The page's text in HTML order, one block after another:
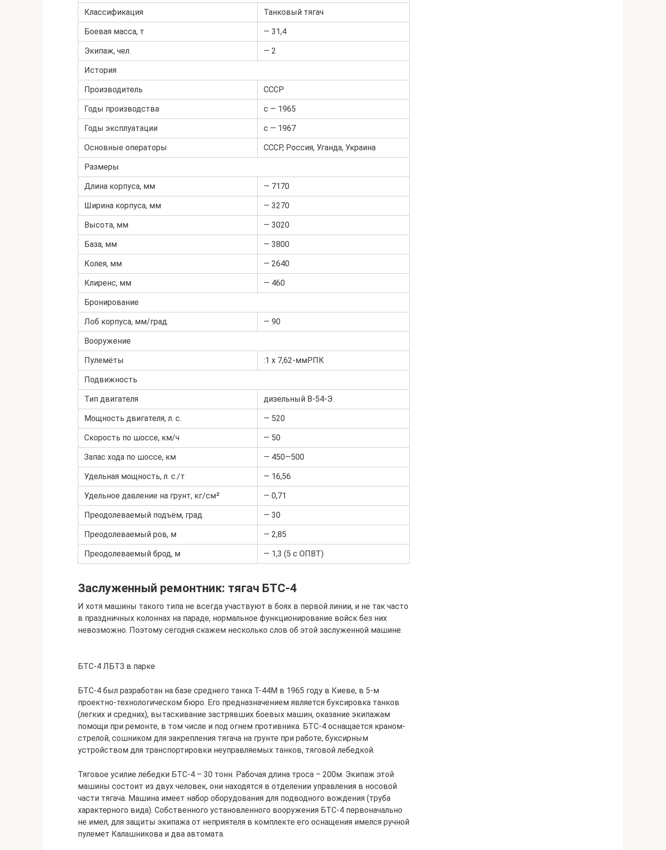
Классификация Танковый тягач
Боевая масса, т — 31,4
Экипаж, чел. — 2
История
Производитель СССР
Годы производства с — 1965
Годы эксплуатации с — 1967
Основные операторы СССР, Россия, Уганда, Украина
Размеры
Длина корпуса, мм — 7170
Ширина корпуса, мм — 3270
Высота, мм — 3020
База, мм — 3800
Колея, мм — 2640
Клиренс, мм — 460
Бронирование
Лоб корпуса, мм/град. — 90
Вооружение
Пулемёты :1 x 7,62-ммРПК
Подвижность
Тип двигателя дизельный В-54-Э
Мощность двигателя, л. с. — 520
Скорость по шоссе, км/ч — 50
Запас хода по шоссе, км — 450—500
Удельная мощность, л. с./т — 16,56
Удельное давление на грунт, кг/см² — 0,71
Преодолеваемый подъём, град. — 30
Преодолеваемый ров, м — 2,85
Преодолеваемый брод, м — 1,3 (5 с ОПВТ)
Заслуженный ремонтник: тягач БТС-4
И хотя машины такого типа не всегда участвуют в боях в первой линии, и не так часто
в праздничных колоннах на параде, нормальное функционирование войск без них
невозможно. Поэтому сегодня скажем несколько слов об этой заслуженной машине.
БТС-4 ЛБТЗ в парке
БТС-4 был разработан на базе среднего танка Т-44М в 1965 году в Киеве, в 5-м
проектно-технологическом бюро. Его предназначением является буксировка танков
(легких и средних), вытаскивание застрявших боевых машин, оказание экипажам
помощи при ремонте, в том числе и под огнем противника. БТС-4 оснащается краном-
стрелой, сошником для закрепления тягача на грунте при работе, буксирным
устройством для транспортировки неуправляемых танков, тяговой лебедкой.
Тяговое усилие лебедки БТС-4 – 30 тонн. Рабочая длина троса – 200м. Экипаж этой
машины состоит из двух человек, они находятся в отделении управления в носовой
части тягача. Машина имеет набор оборудования для подводного вождения (труба
характерного вида). Собственного установленного вооружения БТС-4 первоначально
не имел, для защиты экипажа от неприятеля в комплекте его оснащения имелся ручной
пулемет Калашникова и два автомата.